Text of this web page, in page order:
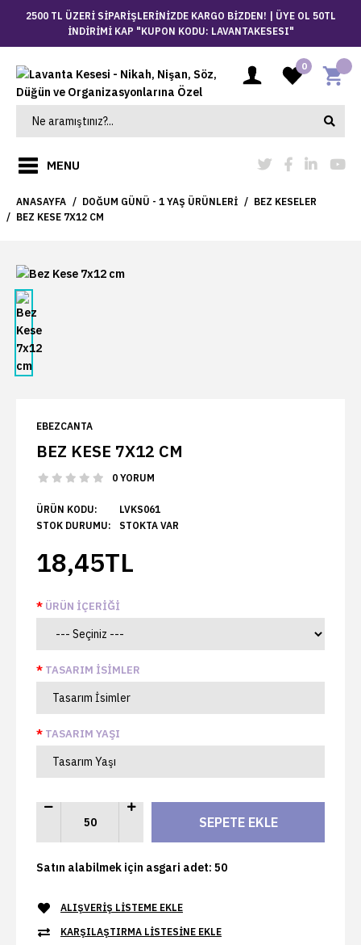
2500 TL ÜZERİ SİPARİŞLERİNİZDE KARGO BİZDEN! | ÜYE OL 50TL
İNDİRİMİ KAP "KUPON KODU: LAVANTAKESESI"
0
MENU
ANASAYFA DOĞUM GÜNÜ - 1 YAŞ ÜRÜNLERI
BEZ KESELER
BEZ KESE 7X12 CM
EBEZCANTA
BEZ KESE 7X12 CM
0 YORUM
ÜRÜN KODU:
STOK DURUMU:
LVKS061
STOKTA VAR
18,45TL
ÜRÜN İÇERIĞI
TASARIM İSIMLER
TASARIM YAŞI
Satın alabilmek için asgari adet: 50
ALIŞVERIŞ LISTEME EKLE
KARŞILAŞTIRMA LISTESINE EKLE